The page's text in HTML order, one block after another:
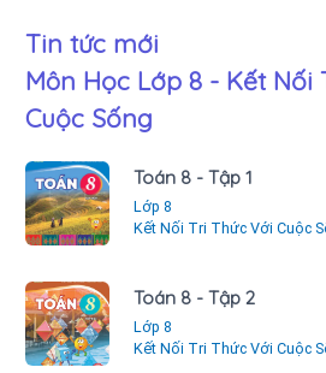
Tin tức mới
Môn Học Lớp 8 - Kết Nối
Cuộc Sống
Toán 8 - Tập 1
Lớp 8
Kết Nối Tri Thức Với Cuộc
Toán 8 - Tập 2
Lớp 8
Kết Nối Tri Thức Với Cuộc